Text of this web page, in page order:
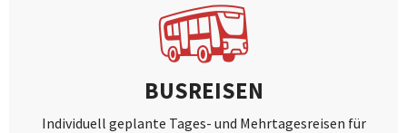
BUSREISEN
Individuell geplante Tages- und Mehrtagesreisen für